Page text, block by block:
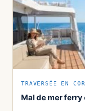
TRAVERSÉE EN
Mal de mer ferry